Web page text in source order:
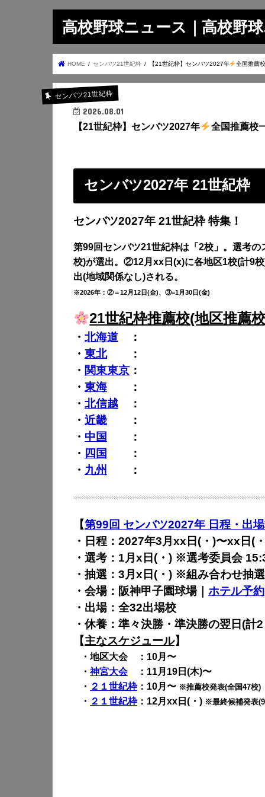
高校野球ニュース｜高校野
HOME センバツ21世紀枠 【21世紀枠】センバツ2027年 全国推薦
センバツ21世紀枠
2026.08.01
【21世紀枠】センバツ2027年 全国推薦校
センバツ2027年 21世紀枠
センバツ2027年 21世紀枠 特集！
第99回センバツ21世紀枠は「2校」。選考の
校)が選出。②12月xx日(x)に各地区1校(計9
出(地域関係なし)される。
※2026年：②＝12月12日(金)、③=1月30日(金)
21世紀枠推薦校(地区推薦
・ 北海道 ：
・ 東北：
・ 関東東京 ：
・ 東海 ：
・ 北信越 ：
・ 近畿 ：
・ 中国
：
・ 四国
：
・ 九州 ：
【第99回 センバツ2027年 日程・出
・日程：2027年3月xx日(・)〜xx日(
・選考：1月x日(・) ※選考委員会
・抽選：3月x日(・) ※組み合わせ抽
・会場：阪神甲子園球場｜ ホテル予約
・出場：全32出場校
・休養：準々決勝・準決勝の翌日(計
【主なスケジュール】
・地区大会 ：10月〜
・神宮大会：11月19日(木)〜
・ ２１世紀枠：10月〜 ※推薦校発表(全国47校)
・ ２１世紀枠：12月xx日(・) ※最終候補発表